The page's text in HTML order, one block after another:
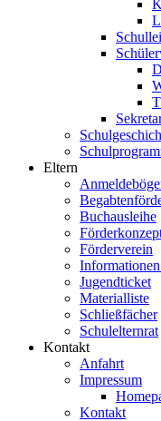
Eltern
Buchausleihe
Förderverein
Jugendticket
Materialliste
Schließfächer
Schulelternrat
Kontakt
Anfahrt
Impressum
Kontakt